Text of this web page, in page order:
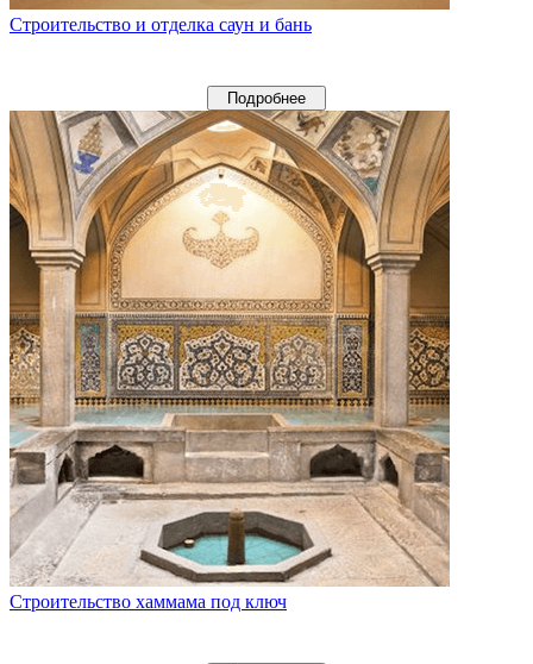
Строительство и отделка саун и бань
Подробнее
Строительство хаммама под ключ